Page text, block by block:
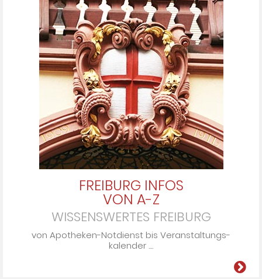
FREIBURG INFOS
VON A-Z
WISSENSWERTES FREIBURG
von Apo­the­ken-Not­dienst bis Ver­an­stal­tungs­
ka­len­der ....